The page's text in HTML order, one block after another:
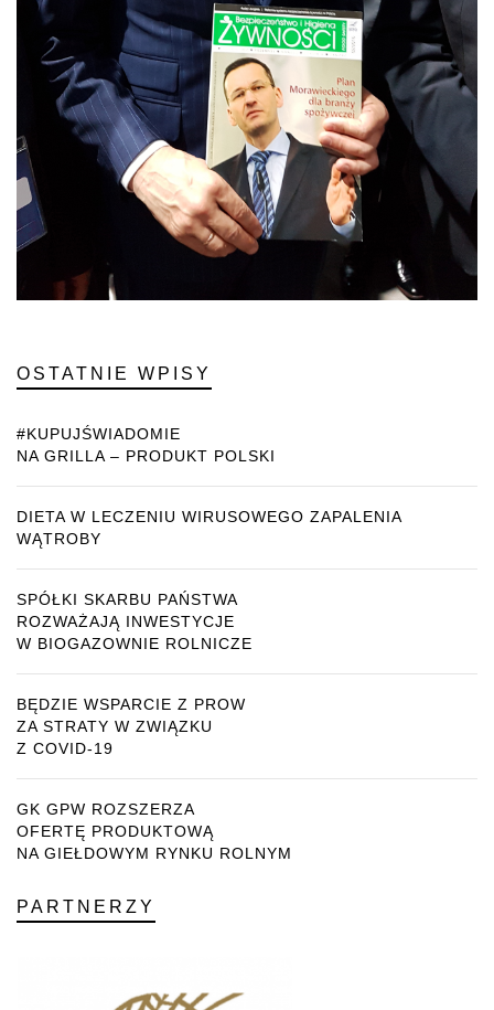
OSTATNIE WPISY
#KUPUJŚWIADOMIE
NA GRILLA – PRODUKT POLSKI
DIETA W LECZENIU WIRUSOWEGO ZAPALENIA
WĄTROBY
SPÓŁKI SKARBU PAŃSTWA
ROZWAŻAJĄ INWESTYCJE
W BIOGAZOWNIE ROLNICZE
BĘDZIE WSPARCIE Z PROW
ZA STRATY W ZWIĄZKU
Z COVID-19
GK GPW ROZSZERZA
OFERTĘ PRODUKTOWĄ
NA GIEŁDOWYM RYNKU ROLNYM
PARTNERZY